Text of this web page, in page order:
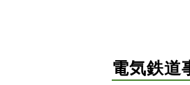
電気鉄道